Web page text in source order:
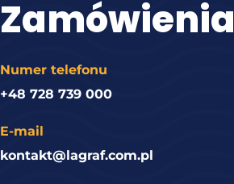
Zamówienia
Numer telefonu
+48 728 739 000
E-mail
kontakt@lagraf.com.pl